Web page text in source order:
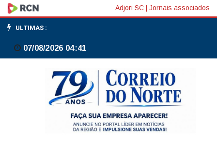
Dólar
recua
e
petróleo
Adjori SC Jornais associados
ULTIMAS :
07/08/2026 04:41